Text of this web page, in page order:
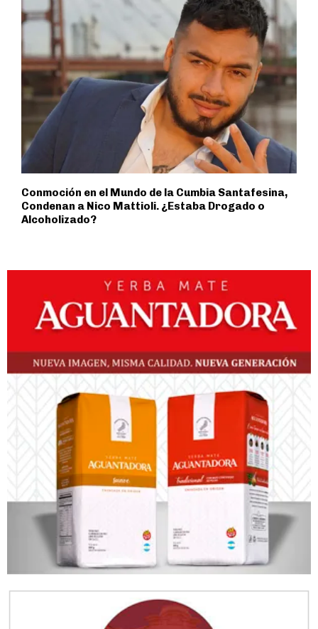
Conmoción en el Mundo de la Cumbia Santafesina,
Condenan a Nico Mattioli. ¿Estaba Drogado o
Alcoholizado?